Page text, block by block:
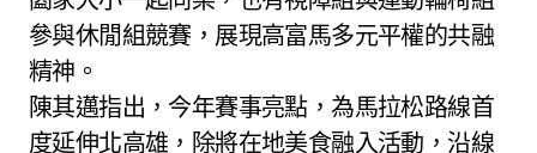
參與休閒組競賽，展現高富馬多元平權的共融
精神。
陳其邁指出，今年賽事亮點，為馬拉松路線首
度延伸北高雄，除將在地美食融入活動，沿線